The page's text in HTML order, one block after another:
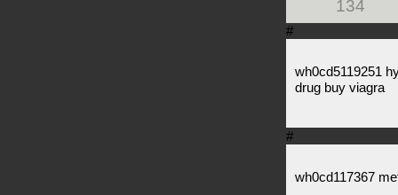
134
#
wh0cd5119251
drug buy viagra
#
wh0cd117367